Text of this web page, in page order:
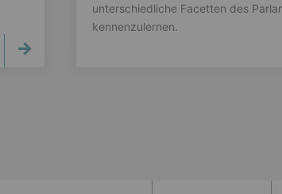
unterschiedliche Facetten des
kennenzulernen.